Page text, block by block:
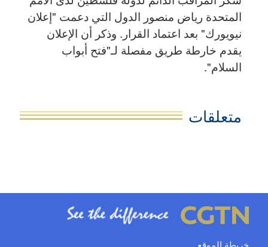
المتحدة رياض منصور الدول التي دعمت "إعلان
نيويورك" بعد اعتماد القرار. وذكر أن الإعلان
يقدم خارطة طريق مفصلة لـ"فتح أبواب
السلام".
متعلقات
خريطة الموقع